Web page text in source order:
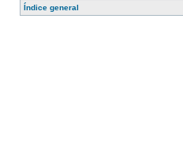
Índice general